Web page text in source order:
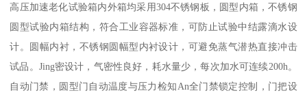
高压加速老化试验箱内外箱均采用304不锈钢板，圆型内箱，不锈钢
圆型试验内箱结构，符合工业容器标准，可防止试验中结露滴水设
计。圆幅内衬，不锈钢圆幅型内衬设计，可避免蒸气潜热直接冲击
试品。Jing密设计，气密性良好，耗水量少，每次加水可连续200h。
自动门禁，圆型门自动温度与压力检知An全门禁锁定控制，门把设